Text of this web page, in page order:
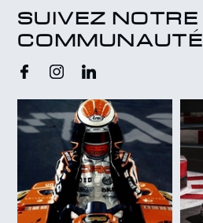
SUIVEZ NOTRE
COMMUNAUTÉ